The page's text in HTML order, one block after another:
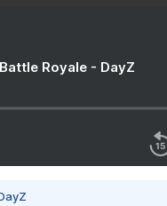
Royale - DayZ